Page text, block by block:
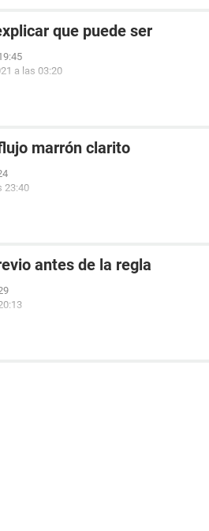
que puede ser
a las 03:20
marrón clarito
23:40
antes de la regla